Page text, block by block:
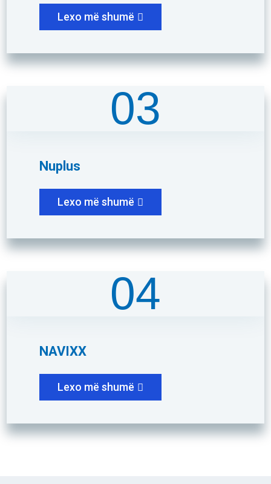
Lexo më shumë
03
Nuplus
Lexo më shumë
04
NAVIXX
Lexo më shumë